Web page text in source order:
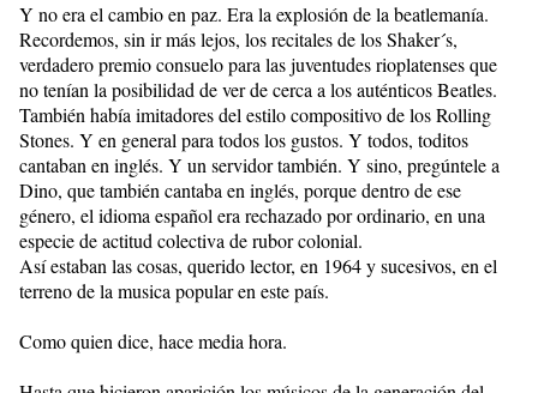
Y no era el cambio en paz. Era la explosión de la beatlemanía.
Recordemos, sin ir más lejos, los recitales de los Shaker´s,
verdadero premio consuelo para las juventudes rioplatenses que
no tenían la posibilidad de ver de cerca a los auténticos Beatles.
También había imitadores del estilo compositivo de los Rolling
Stones. Y en general para todos los gustos. Y todos, toditos
cantaban en inglés. Y un servidor también. Y sino, pregúntele a
Dino, que también cantaba en inglés, porque dentro de ese
género, el idioma español era rechazado por ordinario, en una
especie de actitud colectiva de rubor colonial.
Así estaban las cosas, querido lector, en 1964 y sucesivos, en el
terreno de la musica popular en este país.
Como quien dice, hace media hora.